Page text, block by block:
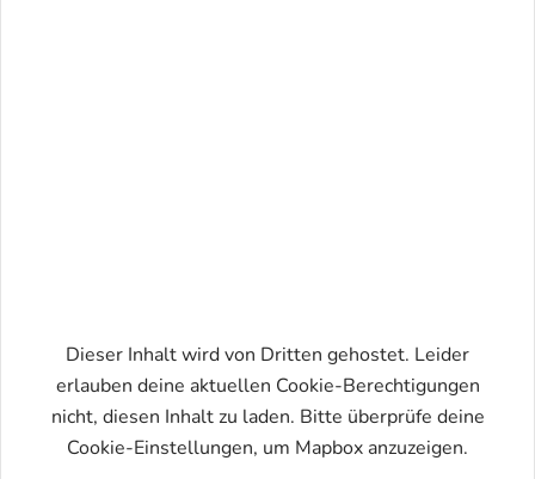
Dieser Inhalt wird von Dritten gehostet. Leider
erlauben deine aktuellen Cookie-Berechtigungen
nicht, diesen Inhalt zu laden. Bitte überprüfe deine
Cookie-Einstellungen, um Mapbox anzuzeigen.
Karte aktivieren